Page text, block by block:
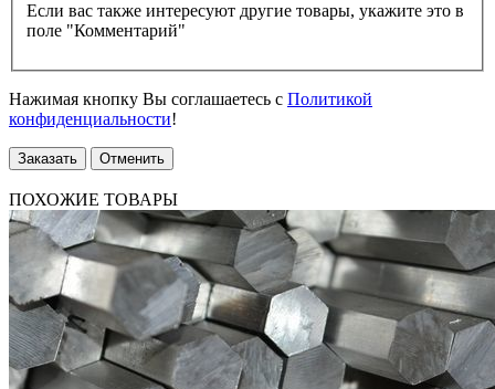
Если вас также интересуют другие товары, укажите это в
поле "Комментарий"
Нажимая кнопку Вы соглашаетесь с Политикой
конфиденциальности!
Заказать Отменить
ПОХОЖИЕ ТОВАРЫ